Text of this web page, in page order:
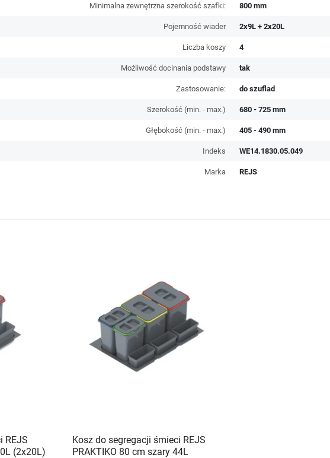
Minimalna zewnętrzna szerokość szafki: 800 mm
Pojemność wiader 2x9L + 2x20L
Liczba koszy 4
Możliwość docinania podstawy tak
Zastosowanie: do szuflad
Szerokość (min. - max.) 680 - 725 mm
Głębokość (min. - max.) 405 - 490 mm
Indeks WE14.1830.05.049
Marka REJS
REJS
(2x20L)
Kosz do segregacji śmieci REJS
PRAKTIKO 80 cm szary 44L